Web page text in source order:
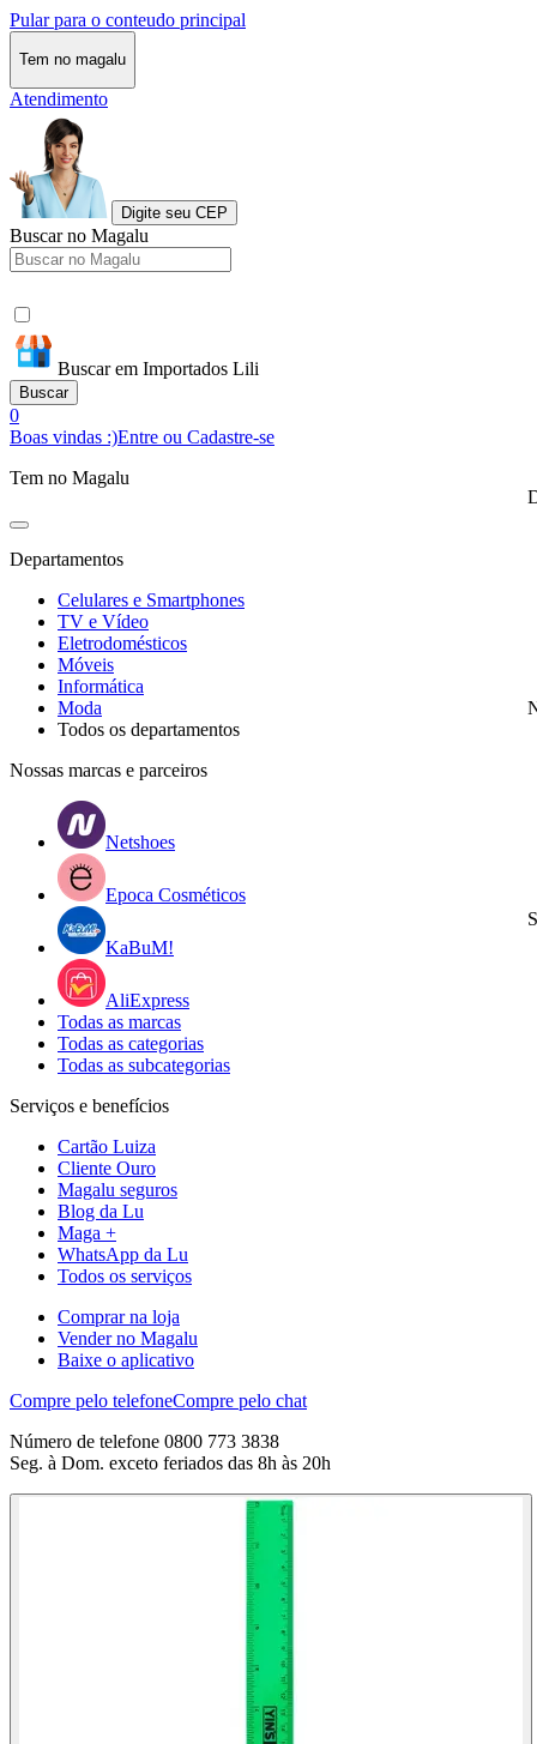
Pular para o conteudo principal
Tem no magalu
Atendimento
Digite seu CEP
Buscar no Magalu
Buscar em Importados Lili
Buscar
0
Boas vindas :)Entre ou Cadastre-se
Tem no Magalu
Departamentos
Celulares e Smartphones
TV e Vídeo
Eletrodomésticos
Móveis
Informática
Moda
Todos os departamentos
Nossas marcas e parceiros
Netshoes
Epoca Cosméticos
KaBuM!
AliExpress
Todas as marcas
Todas as categorias
Todas as subcategorias
Serviços e benefícios
Cartão Luiza
Cliente Ouro
Magalu seguros
Blog da Lu
Maga +
WhatsApp da Lu
Todos os serviços
Comprar na loja
Vender no Magalu
Baixe o aplicativo
Compre pelo telefoneCompre pelo chat
Número de telefone 0800 773 3838
Seg. à Dom. exceto feriados das 8h às 20h